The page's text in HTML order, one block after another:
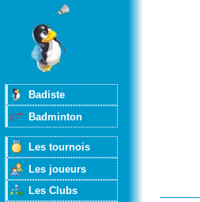
Badiste
Badminton
Les tournois
Les joueurs
Les Clubs